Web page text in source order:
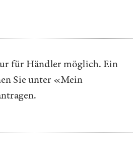
für Händler möglich. Ein
Sie unter «Mein